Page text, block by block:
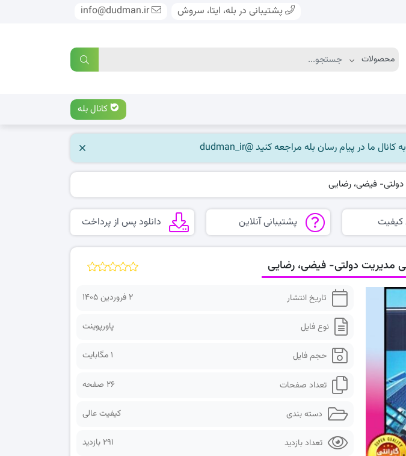
پشتیبانی در بله، ایتا، سروش info@dudman.ir
کانال بله
دولتی- فیضی، رضایی
پشتیبانی آنلاین دانلود پس از پرداخت
مدیریت دولتی- فیضی، رضایی
تاریخ انتشار 2 فروردین 1405
نوع فایل پاورپوینت
حجم فایل 1 مگابایت
تعداد صفحات 26 صفحه
دسته بندی کیفیت عالی
تعداد بازدید 291 بازدید